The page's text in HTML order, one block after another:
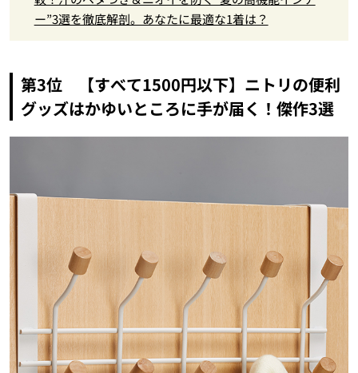
ー”3選を徹底解剖。あなたに最適な1着は？
第3位 【すべて1500円以下】ニトリの便利
グッズはかゆいところに手が届く！傑作3選